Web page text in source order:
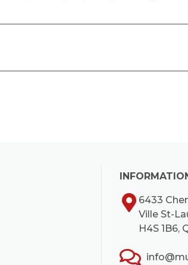
6433
Ville St-
H4S 1B6,